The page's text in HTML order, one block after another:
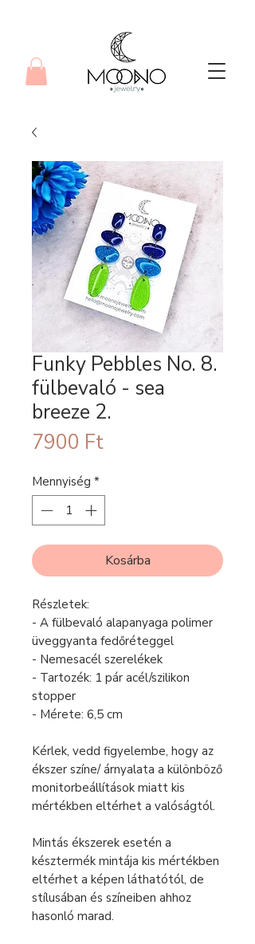
Funky Pebbles No. 8.
fülbevaló - sea
breeze 2.
7900 FtÁr
Mennyiség *
Kosárba
Részletek:
- A fülbevaló alapanyaga polimer
üveggyanta fedőréteggel
- Nemesacél szerelékek
- Tartozék: 1 pár acél/szilikon
stopper
- Mérete: 6,5 cm
Kérlek, vedd figyelembe, hogy az
ékszer színe/ árnyalata a különböző
monitorbeállítások miatt kis
mértékben eltérhet a valóságtól.
Mintás ékszerek esetén a
késztermék mintája kis mértékben
eltérhet a képen láthatótól, de
stílusában és színeiben ahhoz
hasonló marad.